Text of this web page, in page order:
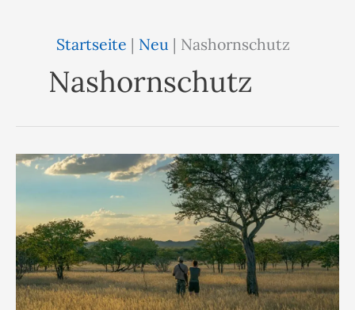
Startseite | Neu | Nashornschutz
Nashornschutz